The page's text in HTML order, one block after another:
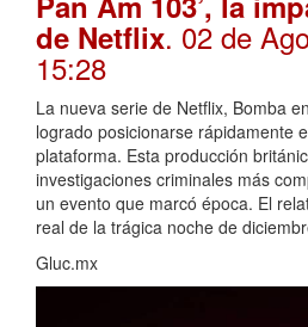
de Netflix. 02 de
15:28
La nueva serie de Netflix, Bomba
logrado posicionarse rápidamente
plataforma. Esta producción
investigaciones criminales más
un evento que marcó época. El
real de la trágica noche de
Gluc.mx